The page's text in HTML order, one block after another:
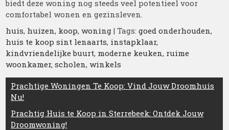
biedt deze woning nog steeds veel potentieel voor
comfortabel wonen en gezinsleven.
huis, huizen, koop,woning | Tags:goed onderhouden,
huis te koop sint lenaarts, instapklaar,
kindvriendelijke buurt, moderne keuken, ruime
woonkamer,scholen,winkels
Berichtnavigatie
Prachtige Woningen Te Koop: Vind Jouw Droomhuis
Nu!
Prachtig Huis te Koop in Sterrebeek: Ontdek Jouw
Droomwoning!